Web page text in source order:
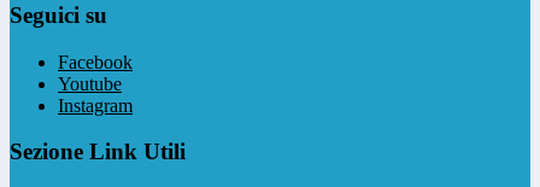
Seguici su
Facebook
Youtube
Instagram
Sezione Link Utili